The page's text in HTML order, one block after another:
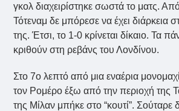
γκολ διαχειρίστηκε σωστά το ματς.
Τότεναμ δε μπόρεσε να έχει διάρκεια
της. Έτσι, το 1-0 κρίνεται δίκαιο. Τα
κριθούν στη ρεβάνς του Λονδίνου.
Στο 7ο λεπτό από μια εναέρια
τον Ρομέρο έξω από την περιοχή της
της Μίλαν μπήκε στο “κουτί”. Σούταρε